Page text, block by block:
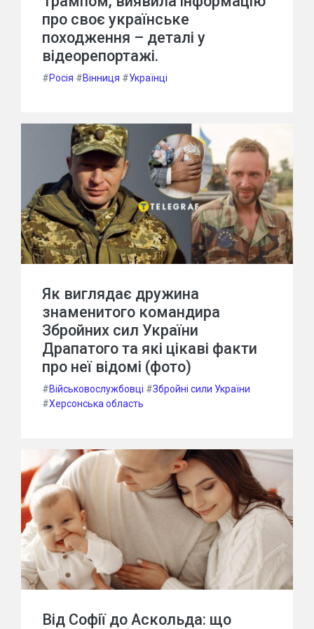
про своє українське
походження – деталі у
відеорепортажі.
#Росія #Вінниця #Українці
Як виглядає дружина
знаменитого командира
Збройних сил України
Драпатого та які цікаві факти
про неї відомі (фото)
#Військовослужбовці #Збройні сили України
#Херсонська область
Від Софії до Аскольда: що